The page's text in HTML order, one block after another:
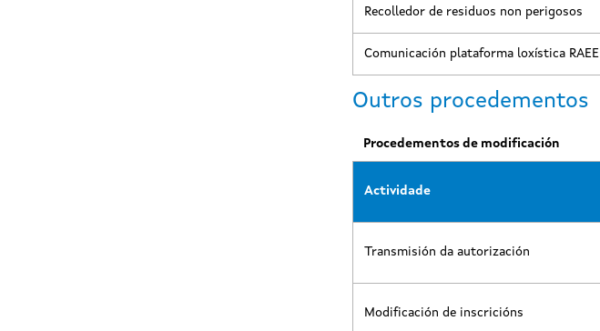
Recolledor de residuos non perigosos
Comunicación plataforma loxística RAEE
Outros procedementos
Procedementos de modificación
Actividade
Transmisión da autorización
Modificación de inscricións